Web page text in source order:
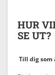
HUR
SE UT?
Till dig som